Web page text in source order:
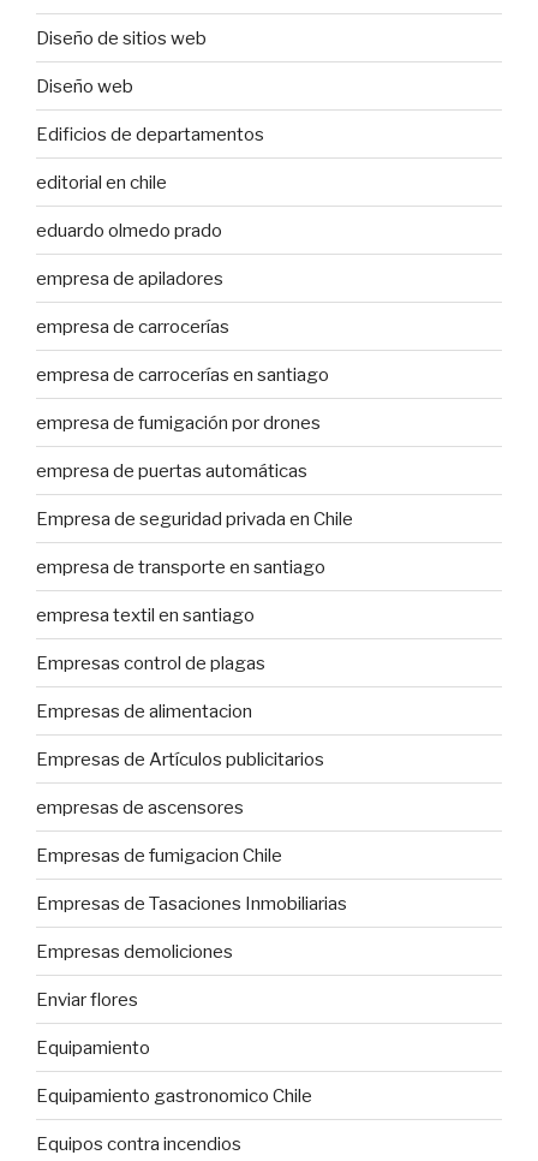
Diseño de sitios web
Diseño web
Edificios de departamentos
editorial en chile
eduardo olmedo prado
empresa de apiladores
empresa de carrocerías
empresa de carrocerías en santiago
empresa de fumigación por drones
empresa de puertas automáticas
Empresa de seguridad privada en Chile
empresa de transporte en santiago
empresa textil en santiago
Empresas control de plagas
Empresas de alimentacion
Empresas de Artículos publicitarios
empresas de ascensores
Empresas de fumigacion Chile
Empresas de Tasaciones Inmobiliarias
Empresas demoliciones
Enviar flores
Equipamiento
Equipamiento gastronomico Chile
Equipos contra incendios